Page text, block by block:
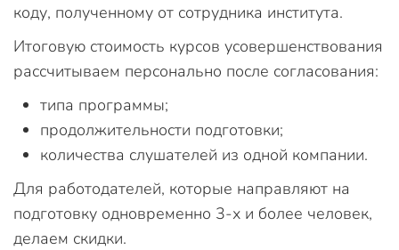
коду, полученному от сотрудника института.
Итоговую стоимость курсов усовершенствования
рассчитываем персонально после согласования:
типа программы;
продолжительности подготовки;
количества слушателей из одной компании.
Для работодателей, которые направляют на
подготовку одновременно 3-х и более человек,
делаем скидки.